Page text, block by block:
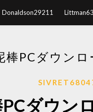
Donaldson29211
棒PCダウンロ
ダウン